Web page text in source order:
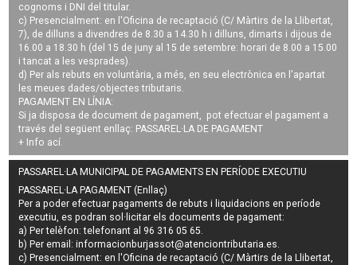
cognoms i DNI del titular.
c) Presencialment: en l'Oficina de recaptació (C/ Màrtirs de la Llibertat,
7), de dilluns a divendres de 8.30 a 14.30 h i dilluns, dimarts i dijous de
16.00 a 18.30 h (del 15 de juny al 15 de setembre: horari de 8.00 a 15.00
i tancat a les vesprades).
d) Per als rebuts en voluntària, a més, en seu electrònica en l'apartat
les meues dades/objectes tributaris.
PAGAMENT EN LÍNIA:
Si ja disposa de document de pagament, pot efectuar el pagament a
través del següent enllaç: PASSAREL·LA DE PAGAMENT
+ Info ací.
PASSAREL·LA MUNICIPAL DE PAGAMENTS EN PERÍODE EXECUTIU
PASSAREL·LA PAGAMENT (Enllaç)
Per a poder efectuar pagaments derebuts i liquidacions en període
executiu, es podran sol·licitar els documents de pagament:
a) Per telèfon: telefonant al 96 316 05 65.
b) Per email:informacionburjassot@atenciontributaria.es.
c) Presencialment: en l'Oficina de recaptació (C/ Màrtirs de la Llibertat,